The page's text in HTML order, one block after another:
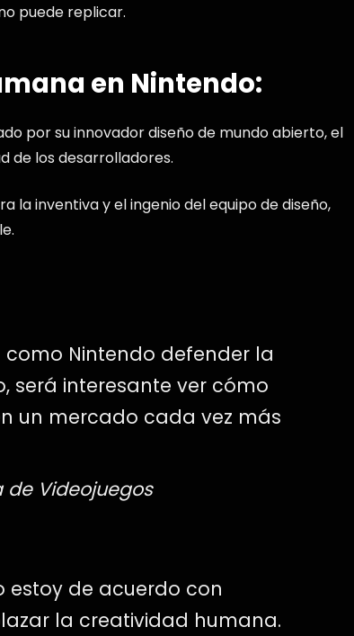
puede replicar.
en Nintendo:
por su innovador diseño de mundo abierto, el
de los desarrolladores.
la inventiva y el ingenio del equipo de diseño,
Nintendo defender la
será interesante ver cómo
un mercado cada vez más
de Videojuegos
estoy de acuerdo con
la creatividad humana.